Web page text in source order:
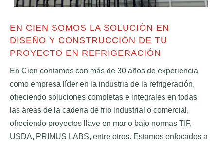
Galería de Proyecto Ejecutivo
NOSOTROS
Contacto
Currículum
Bolsa de Trabajo
BLOG
Blog de refrigeración
EN CIEN SOMOS LA SOLUCIÓN EN
DISEÑO Y CONSTRUCCIÓN DE TU
PROYECTO EN REFRIGERACIÓN
En Cien contamos con más de 30 años de experiencia
como empresa líder en la industria de la refrigeración,
ofreciendo soluciones completas e integrales en todas
las áreas de la cadena de frio industrial o comercial,
ofreciendo proyectos llave en mano bajo normas TIF,
USDA, PRIMUS LABS, entre otros. Estamos enfocados a